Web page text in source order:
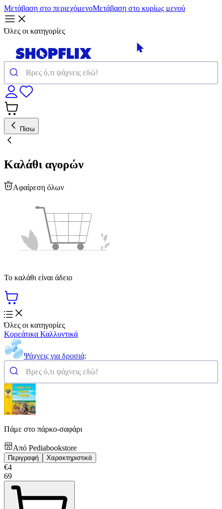
Μετάβαση στο περιεχόμενοΜετάβαση στο κυρίως μενού
Όλες οι κατηγορίες
Πίσω
Καλάθι αγορών
Αφαίρεση όλων
Το καλάθι είναι άδειο
Όλες οι κατηγορίες
Κορεάτικα Καλλυντικά
Ψάχνεις για δροσιά;
Πάμε στο πάρκο-σαφάρι
Από Pediabookstore
Περιγραφή Χαρακτηριστικά
€4
69